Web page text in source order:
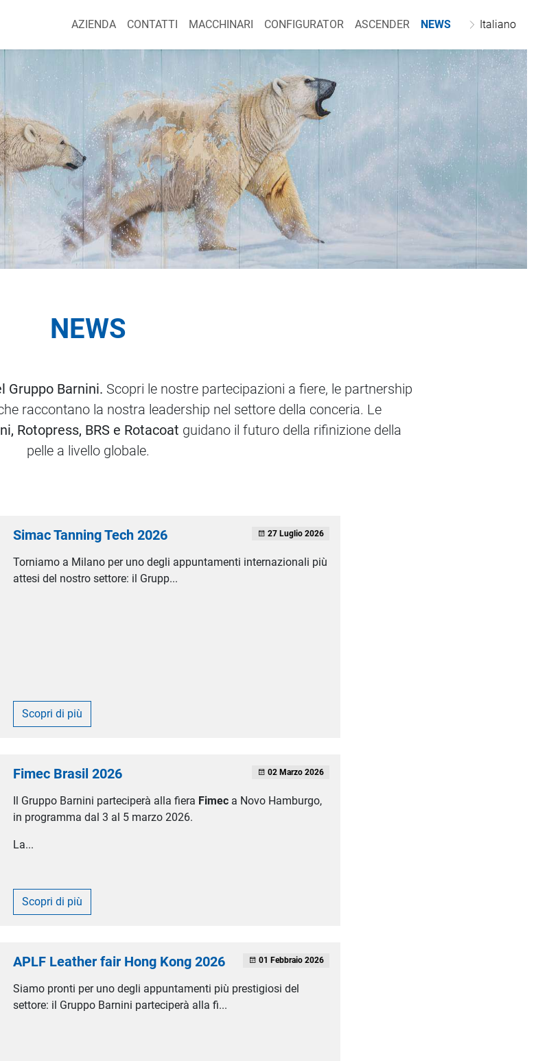
AZIENDA CONTATTI MACCHINARI CONFIGURATOR ASCENDER NEWS Italiano
NEWS
Gruppo Barnini. Scopri le nostre partecipazioni a fiere, le partnership
raccontano la nostra leadership nel settore della conceria. Le
Rotopress, BRS e Rotacoat guidano il futuro della rifinizione della
pelle a livello globale.
Simac Tanning Tech 2026 27 Luglio 2026
Torniamo a Milano per uno degli appuntamenti internazionali più
attesi del nostro settore: il Grupp...
Scopri di più
Fimec Brasil 2026 02 Marzo 2026
Il Gruppo Barnini parteciperà alla fiera Fimeca Novo Hamburgo,
in programma dal 3 al 5 marzo 2026.
La...
Scopri di più
APLF Leather fair Hong Kong 2026 01 Febbraio 2026
Siamo pronti per uno degli appuntamenti più prestigiosi del
settore: il Gruppo Barnini parteciperà alla fi...